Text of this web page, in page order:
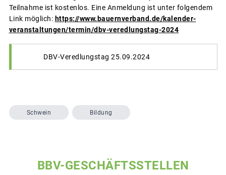
Teilnahme ist kostenlos. Eine Anmeldung ist unter folgendem
Link möglich: https://www.bauernverband.de/kalender-
veranstaltungen/termin/dbv-veredlungstag-2024
DBV-Veredlungstag 25.09.2024
Schwein Bildung
BBV-GESCHÄFTSSTELLEN